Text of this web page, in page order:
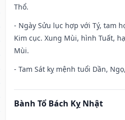
Thổ.
- Ngày Sửu lục hợp với Tý, tam
Kim cục. Xung Mùi, hình Tuất,
Mùi.
- Tam Sát kỵ mệnh tuổi Dần,
Bành Tổ Bách Kỵ Nhật